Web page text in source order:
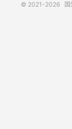
© 2021-2026